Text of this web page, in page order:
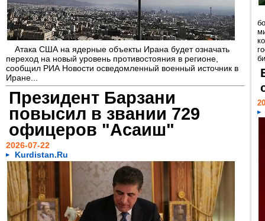
Атака США на ядерные объекты Ирана будет означать
переход на новый уровень противостояния в регионе,
сообщил РИА Новости осведомленный военный источник в
Иране...
Президент Барзани
повысил в звании 729
офицеров "Асаиш"
2026-07-22
Kurdistan.Ru